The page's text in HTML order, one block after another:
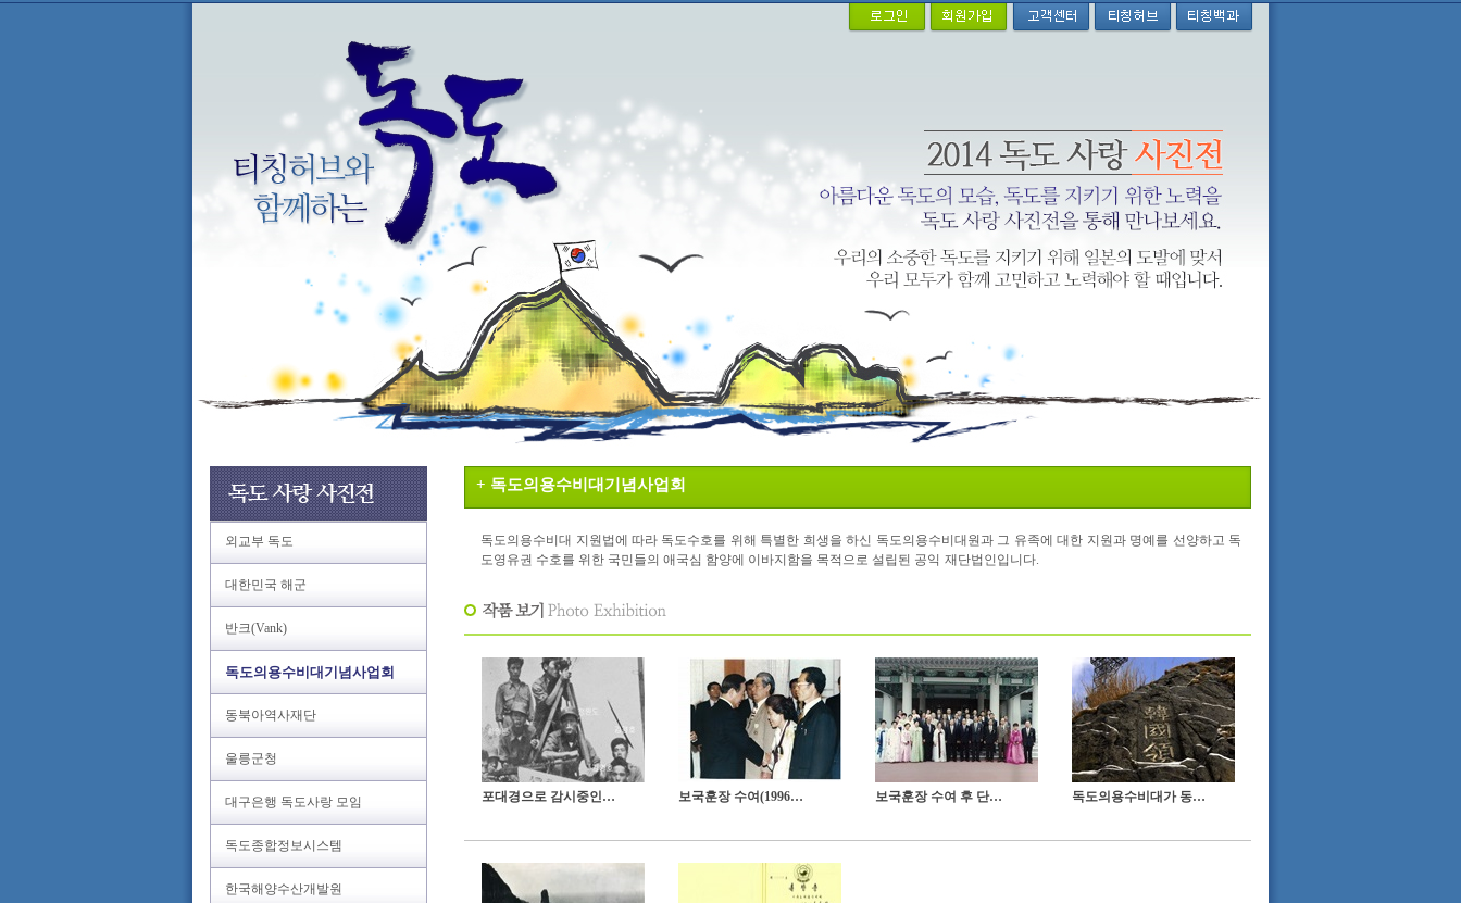
외교부 독도
대한민국 해군
반크(Vank)
독도의용수비대기념사업회
동북아역사재단
울릉군청
대구은행 독도사랑 모임
독도종합정보시스템
한국해양수산개발원
+ 독도의용수비대기념사업회
독도의용수비대 지원법에 따라 독도수호를 위해 특별한 희생을 하신 독도의용수비대원과 그 유족에 대한 지원과 명예를 선양하고 독
도영유권 수호를 위한 국민들의 애국심 함양에 이바지함을 목적으로 설립된 공익 재단법인입니다.
포대경으로 감시중인 독도의용 수비대원 보국훈장 수여(1996년 청와대) 보국훈장 수여 후 단체사진 독도의용수비대가 동도 암벽에 새긴 한국령